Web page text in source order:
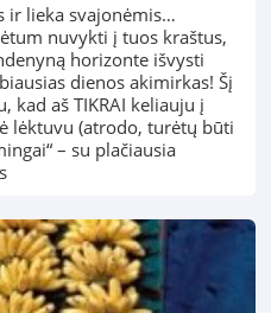
ir lieka svajonėmis…
nuvykti į tuos kraštus,
horizonte išvysti
dienos akimirkas! Šį
kad aš TIKRAI keliauju į
lėktuvu (atrodo, turėtų būti
– su plačiausia